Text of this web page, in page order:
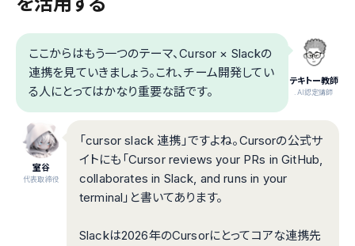
テキトー教師
.AI認定講師
ここからはもう一つのテーマ、Cursor × Slackの
連携を見ていきましょう。これ、チーム開発してい
る人にとってはかなり重要な話です。
室谷
代表取締役
「cursor slack 連携」ですよね。Cursorの公式サ
イトにも「Cursor reviews your PRs in GitHub,
collaborates in Slack, and runs in your
terminal」と書いてあります。
Slackは2026年のCursorにとってコアな連携先